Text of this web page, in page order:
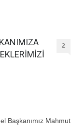
2
Başkanımız Mahmut